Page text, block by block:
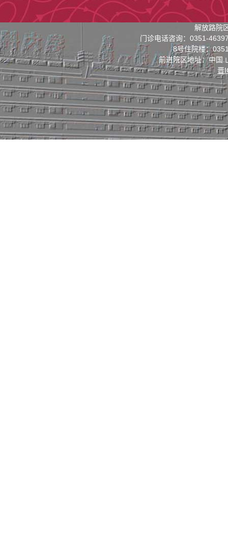
解放路院
门诊电话咨询：0351-
8号住院楼：
前进院区地址：中国
晋